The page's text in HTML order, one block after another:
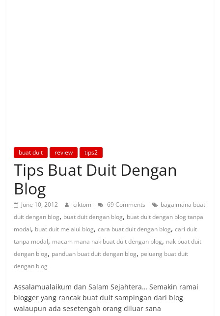
buat duit review tips2
Tips Buat Duit Dengan
Blog
June 10, 2012 ciktom 69 Comments
bagaimana buat
duit dengan blog, buat duit dengan blog, buat duit dengan blog tanpa
modal, buat duit melalui blog,cara buat duit dengan blog,cari duit
tanpa modal, macam mana nak buat duit dengan blog, nak buat duit
dengan blog, panduan buat duit dengan blog, peluang buat duit
dengan blog
Assalamualaikum dan Salam Sejahtera… Semakin ramai
blogger yang rancak buat duit sampingan dari blog
walaupun ada sesetengah orang diluar sana